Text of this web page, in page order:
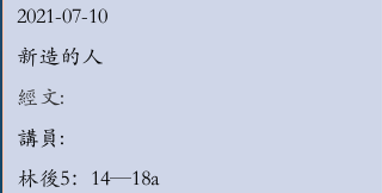
2021-07-10
新造的人
經文:
講員:
林後5：14—18a